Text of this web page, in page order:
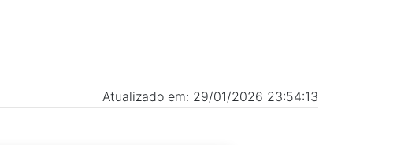
Atualizado em: 29/01/2026 23:54:13